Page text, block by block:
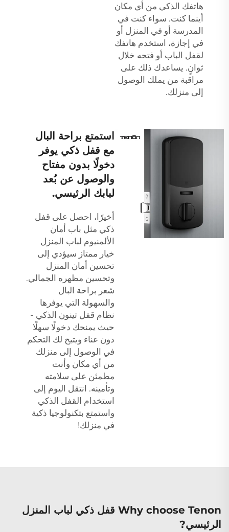
هاتفك الذكي من أي مكان
أينما كنت. سواء كنت في
المدرسة أو في المنزل أو
في إجازة، استخدم هاتفك
لقفل الباب أو فتحه خلال
ثوانٍ. يساعدك ذلك على
مراقبة من يملك الوصول
إلى منزلك.
استمتع براحة البال
مع قفل ذكي يوفر
دخولًا بدون مفتاح
والوصول عن بُعد
لبابك الرئيسي.
أخيرًا، احصل على قفل
ذكي مثل باب أمان
الألمنيوم لباب المنزل
خيار ممتاز سيؤدي إلى
تحسين أمان المنزل
وتحسين مظهره الجمالي.
شعر براحة البال
والسهولة التي يوفرها
نظام قفل تينون الذكي -
حيث يمنحك دخولًا سهلًا
دون عناء ويتيح لك التحكم
في الوصول إلى منزلك
من أي مكان وأنت
مطمئن على سلامته
وتأمينه. انتقل اليوم إلى
استخدام القفل الذكي
واستمتع بتكنولوجيا ذكية
في منزلك!
Why choose Tenon قفل ذكي لباب المنزل
الرئيسي?